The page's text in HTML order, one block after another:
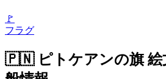
🚩
フラグ
🇵🇳 ピトケアンの旗 絵